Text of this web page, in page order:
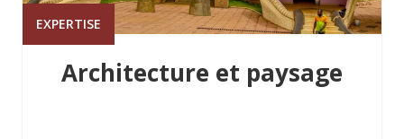
EXPERTISE
Architecture et paysage